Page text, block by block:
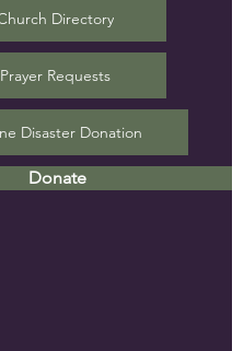
Directory
Prayer Requests
Disaster Donation
Donate